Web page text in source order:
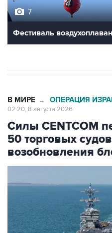
7
Фестиваль
В МИРЕ → ОПЕРАЦИЯ
02:20, 8 августа 2026
Силы CENTCOM
50 торговых
возобновления